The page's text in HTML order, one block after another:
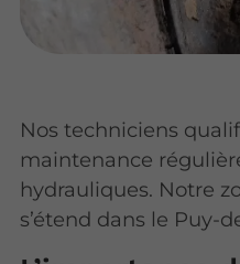
Nos techniciens
maintenance
hydrauliques. Notre
s’étend dans le Puy-